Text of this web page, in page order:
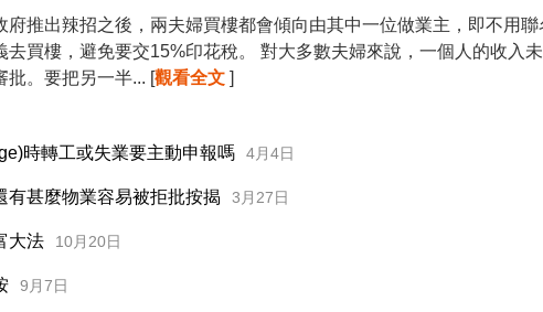
府推出辣招之後，兩夫婦買樓都會傾向由其中一位做業主，即不用
去買樓，避免要交15%印花稅。 對大多數夫婦來說，一個人的收入
批。要把另一半... [觀看全文 ]
時轉工或失業要主動申報嗎 4月4日
有甚麼物業容易被拒批按揭 3月27日
大法 10月20日
9月7日